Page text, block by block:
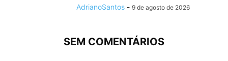
AdrianoSantos - 9 de agosto de 2026
SEM COMENTÁRIOS